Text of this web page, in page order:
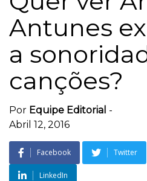
Antunes
a
canções?
Por Equipe Editorial -
Abril 12, 2016
Facebook Twitter
LinkedIn